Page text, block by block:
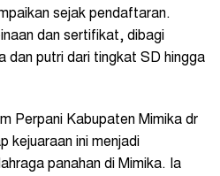
sejak pendaftaran.
dan sertifikat, dibagi
dan putri dari tingkat SD hingga
Perpani Kabupaten Mimika dr
kejuaraan ini menjadi
panahan di Mimika. Ia